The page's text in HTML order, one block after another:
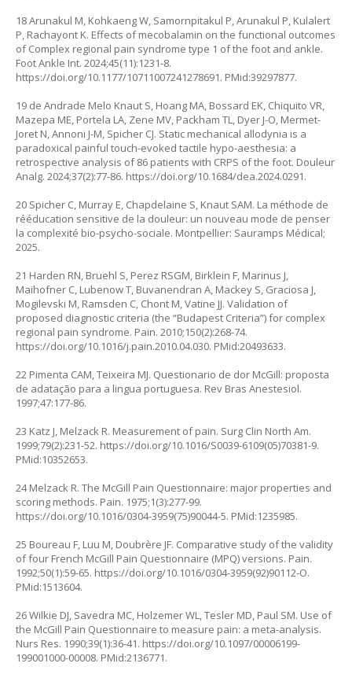
18 Arunakul M, Kohkaeng W, Samornpitakul P, Arunakul P, Kulalert
P, Rachayont K. Effects of mecobalamin on the functional outcomes
of Complex regional pain syndrome type 1 of the foot and ankle.
Foot Ankle Int. 2024;45(11):1231-8.
https://doi.org/10.1177/10711007241278691. PMid:39297877.
19 de Andrade Melo Knaut S, Hoang MA, Bossard EK, Chiquito VR,
Mazepa ME, Portela LA, Zene MV, Packham TL, Dyer J-O, Mermet-
Joret N, Annoni J-M, Spicher CJ. Static mechanical allodynia is a
paradoxical painful touch-evoked tactile hypo-aesthesia: a
retrospective analysis of 86 patients with CRPS of the foot. Douleur
Analg. 2024;37(2):77-86. https://doi.org/10.1684/dea.2024.0291.
20 Spicher C, Murray E, Chapdelaine S, Knaut SAM. La méthode de
rééducation sensitive de la douleur: un nouveau mode de penser
la complexité bio-psycho-sociale. Montpellier: Sauramps Médical;
2025.
21 Harden RN, Bruehl S, Perez RSGM, Birklein F, Marinus J,
Maihofner C, Lubenow T, Buvanendran A, Mackey S, Graciosa J,
Mogilevski M, Ramsden C, Chont M, Vatine JJ. Validation of
proposed diagnostic criteria (the “Budapest Criteria”) for complex
regional pain syndrome. Pain. 2010;150(2):268-74.
https://doi.org/10.1016/j.pain.2010.04.030. PMid:20493633.
22 Pimenta CAM, Teixeira MJ. Questionario de dor McGill: proposta
de adatação para a lingua portuguesa. Rev Bras Anestesiol.
1997;47:177-86.
23 Katz J, Melzack R. Measurement of pain. Surg Clin North Am.
1999;79(2):231-52. https://doi.org/10.1016/S0039-6109(05)70381-9.
PMid:10352653.
24 Melzack R. The McGill Pain Questionnaire: major properties and
scoring methods. Pain. 1975;1(3):277-99.
https://doi.org/10.1016/0304-3959(75)90044-5. PMid:1235985.
25 Boureau F, Luu M, Doubrère JF. Comparative study of the validity
of four French McGill Pain Questionnaire (MPQ) versions. Pain.
1992;50(1):59-65. https://doi.org/10.1016/0304-3959(92)90112-O.
PMid:1513604.
26 Wilkie DJ, Savedra MC, Holzemer WL, Tesler MD, Paul SM. Use of
the McGill Pain Questionnaire to measure pain: a meta-analysis.
Nurs Res. 1990;39(1):36-41. https://doi.org/10.1097/00006199-
199001000-00008. PMid:2136771.